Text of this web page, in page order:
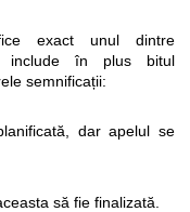
exact unul dintre
în plus bitul
semnificații:
dar apelul se
să fie finalizată.